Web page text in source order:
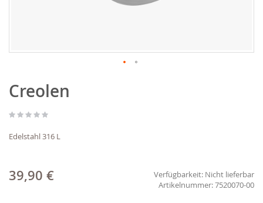
Anfang
der
springen
Creolen
Edelstahl 316 L
39,90 € Verfügbarkeit: Nicht lieferbar
7520070-00